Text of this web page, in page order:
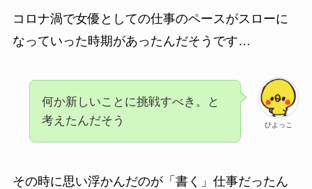
コロナ渦で女優としての仕事のペースがスローに
なっていった時期があったんだそうです…
ひよっこ
何か新しいことに挑戦すべき。と
考えたんだそう
その時に思い浮かんだのが「書く」仕事だったん